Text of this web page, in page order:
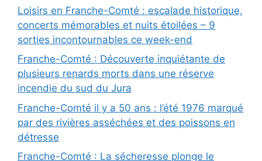
Loisirs en Franche-Comté : escalade historique,
concerts mémorables et nuits étoilées – 9
sorties incontournables ce week-end
Franche-Comté : Découverte inquiétante de
plusieurs renards morts dans une réserve
incendie du sud du Jura
Franche-Comté il y a 50 ans : l’été 1976 marqué
par des rivières asséchées et des poissons en
détresse
Franche-Comté : La sécheresse plonge le